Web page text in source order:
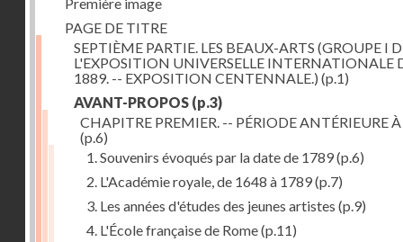
PAGE DE TITRE
SEPTIÈME PARTIE. LES BEAUX-ARTS (GROUPE I
L'EXPOSITION UNIVERSELLE INTERNATIONALE
1889. -- EXPOSITION CENTENNALE.) (p.1)
AVANT-PROPOS (p.3)
CHAPITRE PREMIER. -- PÉRIODE ANTÉRIEURE
(p.6)
1. Souvenirs évoqués par la date de 1789(p.6)
2. L'Académie royale, de 1648 à 1789(p.7)
3. Les années d'études des jeunes artistes (p.9)
4. L'École française de Rome(p.11)